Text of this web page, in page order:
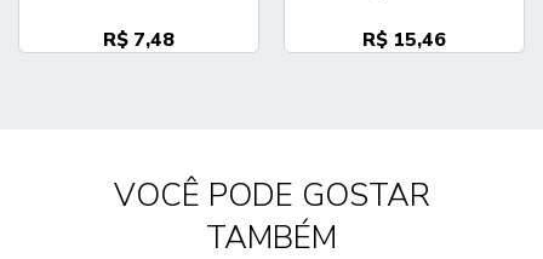
R$ 7,48 R$ 15,46
VOCÊ PODE GOSTAR
TAMBÉM